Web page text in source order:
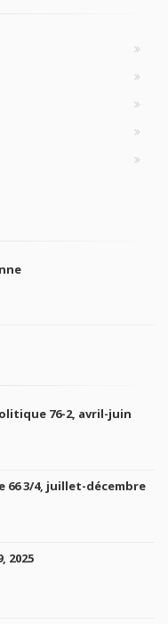
76-2, avril-juin
66 3/4, juillet-décembre
2025